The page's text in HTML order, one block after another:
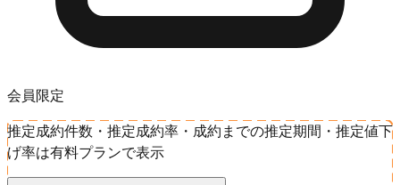
会員限定
推定成約件数・推定成約率・成約までの推定期間・推定値下
げ率は有料プランで表示